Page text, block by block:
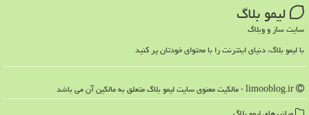
لیمو بلاگ
سایت ساز و وبلاگ
با لیمو بلاگ، دنیای اینترنت را با محتوای خودتان پر کنید